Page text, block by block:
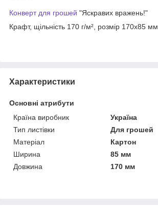
Конверт для грошей "Яскравих вражень!"
Крафт, щільність 170 г/м², розмір 170х85 мм.
Характеристики
Основні атрибути
Країна виробник
Україна
Тип листівки
Для грошей
Матеріал
Картон
Ширина
85 мм
Довжина
170 мм